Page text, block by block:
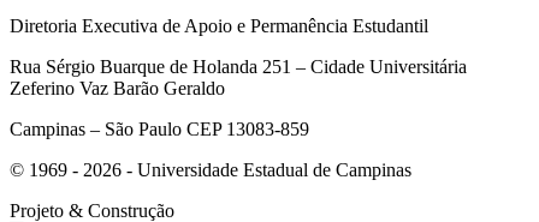
Diretoria Executiva de Apoio e Permanência Estudantil
Rua Sérgio Buarque de Holanda 251 – Cidade Universitária
Zeferino Vaz Barão Geraldo
Campinas – São Paulo CEP 13083-859
© 1969 - 2026 - Universidade Estadual de Campinas
Projeto & Construção